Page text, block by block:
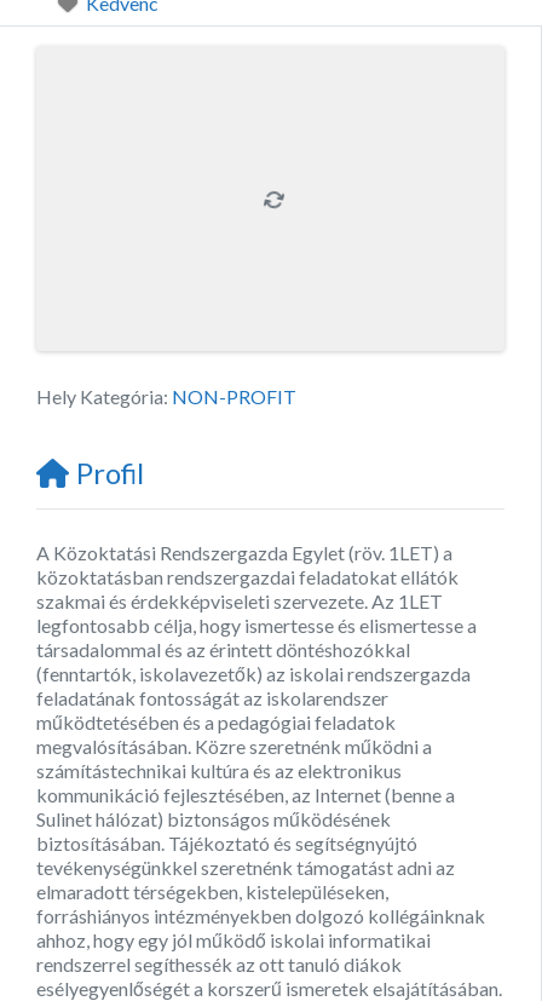
Hely Kategória: NON-PROFIT
Profil
A Közoktatási Rendszergazda Egylet (röv. 1LET) a
közoktatásban rendszergazdai feladatokat ellátók
szakmai és érdekképviseleti szervezete. Az 1LET
legfontosabb célja, hogy ismertesse és elismertesse a
társadalommal és az érintett döntéshozókkal
(fenntartók, iskolavezetők) az iskolai rendszergazda
feladatának fontosságát az iskolarendszer
működtetésében és a pedagógiai feladatok
megvalósításában. Közre szeretnénk működni a
számítástechnikai kultúra és az elektronikus
kommunikáció fejlesztésében, az Internet (benne a
Sulinet hálózat) biztonságos működésének
biztosításában. Tájékoztató és segítségnyújtó
tevékenységünkkel szeretnénk támogatást adni az
elmaradott térségekben, kistelepüléseken,
forráshiányos intézményekben dolgozó kollégáinknak
ahhoz, hogy egy jól működő iskolai informatikai
rendszerrel segíthessék az ott tanuló diákok
esélyegyenlőségét a korszerű ismeretek elsajátításában.